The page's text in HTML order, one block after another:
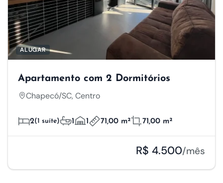
ALUGAR
Apartamento com 2 Dormitórios
Chapecó/SC, Centro
2(1 suíte) 1 1 71,00 m² 71,00 m²
R$ 4.500/mês